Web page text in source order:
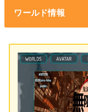
ワールド情報